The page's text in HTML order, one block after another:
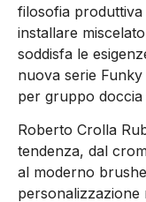
filosofia produttiva
installare
soddisfa le
nuova serie
per gruppo doccia
Roberto Crolla
tendenza, dal
al moderno